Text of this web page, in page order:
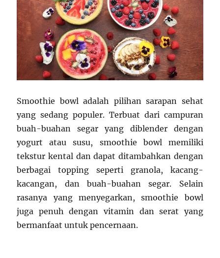
Smoothie bowl adalah pilihan sarapan sehat
yang sedang populer. Terbuat dari campuran
buah-buahan segar yang diblender dengan
yogurt atau susu, smoothie bowl memiliki
tekstur kental dan dapat ditambahkan dengan
berbagai topping seperti granola, kacang-
kacangan, dan buah-buahan segar. Selain
rasanya yang menyegarkan, smoothie bowl
juga penuh dengan vitamin dan serat yang
bermanfaat untuk pencernaan.